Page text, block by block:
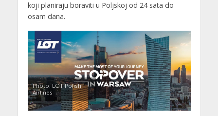
koji planiraju boraviti u Poljskoj od 24 sata do
osam dana.
Photo: LOT Polish
Airlines